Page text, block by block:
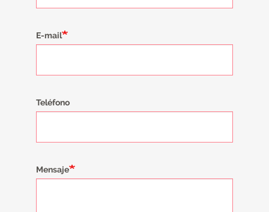
E-mail
Teléfono
Mensaje